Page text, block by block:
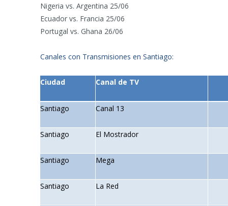
Nigeria vs. Argentina 25/06
Ecuador vs. Francia 25/06
Portugal vs. Ghana 26/06
Canales con Transmisiones en Santiago:
Ciudad Canal de TV
Santiago Canal 13
Santiago El Mostrador
Santiago Mega
Santiago La Red